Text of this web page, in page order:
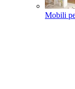
Mobili